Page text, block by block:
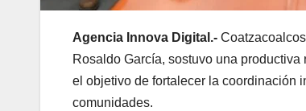
Agencia Innova Digital.-
Rosaldo García, sostuvo una
el objetivo de fortalecer la coordinación
comunidades.